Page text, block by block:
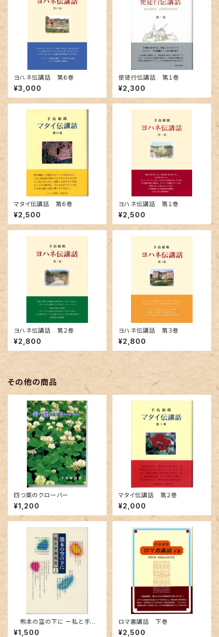
ヨハネ伝講話 第６巻
¥3,000
使徒行伝講話 第１巻
¥2,300
マタイ伝講話 第６巻
¥2,500
ヨハネ伝講話 第１巻
¥2,500
ヨハネ伝講話 第２巻
¥2,800
ヨハネ伝講話 第３巻
¥2,800
その他の商品
四つ葉のクローバー
¥1,200
マタイ伝講話 第２巻
¥2,000
熊本の空の下に ー私と手島
先生ー（上）
¥1,500
ロマ書講話 下巻
¥2,500